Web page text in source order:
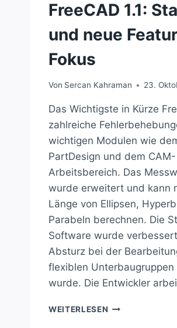
FreeCAD 1.1:
und neue
Fokus
Von Sercan Kahraman 23.
Das Wichtigste in Kürze
zahlreiche
wichtigen Modulen wie
PartDesign und dem CAM-
Arbeitsbereich. Das
wurde erweitert und kann
Länge von Ellipsen,
Parabeln berechnen. Die
Software wurde
Absturz bei der
flexiblen Unterbaugruppen
wurde. Die Entwickler
WEITERLESEN FREECAD